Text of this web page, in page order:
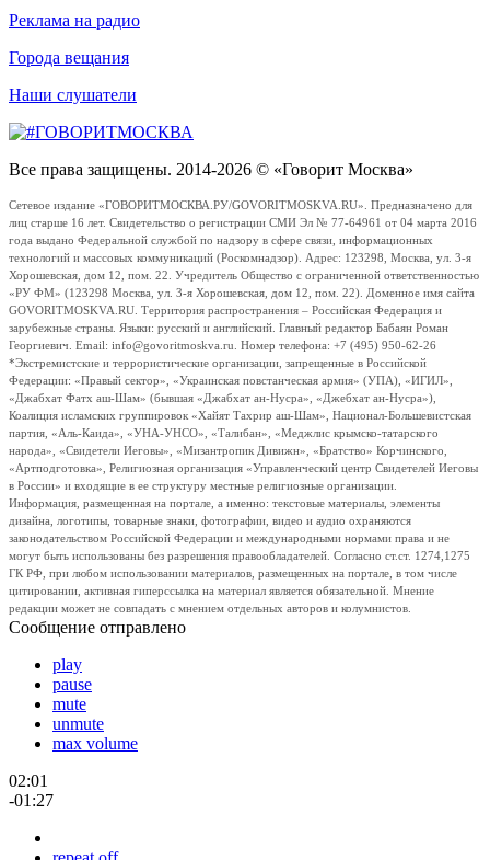
Реклама на радио
Города вещания
Наши слушатели
Все права защищены. 2014-2026 © «Говорит Москва»
Сетевое издание «ГОВОРИТМОСКВА.РУ/GOVORITMOSKVA.RU». Предназначено для
лиц старше 16 лет. Свидетельство о регистрации СМИ Эл № 77-64961 от 04 марта 2016
года выдано Федеральной службой по надзору в сфере связи, информационных
технологий и массовых коммуникаций (Роскомнадзор). Адрес: 123298, Москва, ул. 3-я
Хорошевская, дом 12, пом. 22. Учредитель Общество с ограниченной ответственностью
«РУ ФМ» (123298 Москва, ул. 3-я Хорошевская, дом 12, пом. 22). Доменное имя сайта
GOVORITMOSKVA.RU. Территория распространения – Российская Федерация и
зарубежные страны. Языки: русский и английский. Главный редактор Бабаян Роман
Георгиевич. Email: info@govoritmoskva.ru. Номер телефона: +7 (495) 950-62-26
*Экстремистские и террористические организации, запрещенные в Российской
Федерации: «Правый сектор», «Украинская повстанческая армия» (УПА), «ИГИЛ»,
«Джабхат Фатх аш-Шам» (бывшая «Джабхат ан-Нусра», «Джебхат ан-Нусра»),
Коалиция исламских группировок «Хайят Тахрир аш-Шам», Национал-Большевистская
партия, «Аль-Каида», «УНА-УНСО», «Талибан», «Меджлис крымско-татарского
народа», «Свидетели Иеговы», «Мизантропик Дивижн», «Братство» Корчинского,
«Артподготовка», Религиозная организация «Управленческий центр Свидетелей Иеговы
в России» и входящие в ее структуру местные религиозные организации.
Информация, размещенная на портале, а именно: текстовые материалы, элементы
дизайна, логотипы, товарные знаки, фотографии, видео и аудио охраняются
законодательством Российской Федерации и международными нормами права и не
могут быть использованы без разрешения правообладателей. Согласно ст.ст. 1274,1275
ГК РФ, при любом использовании материалов, размещенных на портале, в том числе
цитировании, активная гиперссылка на материал является обязательной. Мнение
редакции может не совпадать с мнением отдельных авторов и колумнистов.
Сообщение отправлено
play
pause
mute
unmute
max volume
02:01
-01:27